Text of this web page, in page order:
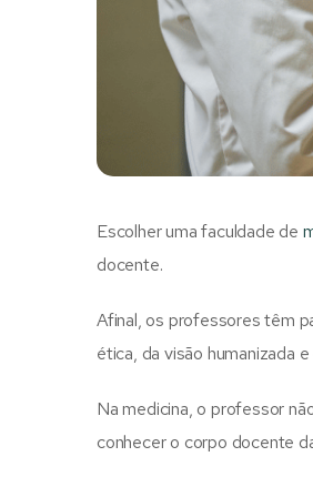
Escolher uma faculdade de
docente.
Afinal, os professores têm
ética, da visão humanizada
Na medicina, o professor
conhecer o corpo docente